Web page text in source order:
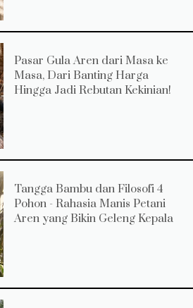
Pasar Gula Aren dari Masa ke
Masa, Dari Banting Harga
Hingga Jadi Rebutan Kekinian!
Tangga Bambu dan Filosofi 4
Pohon - Rahasia Manis Petani
Aren yang Bikin Geleng Kepala